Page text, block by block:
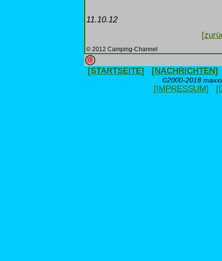
11.10.12
© 2012 Camping-Channel
[STARTSEITE] [NACHRICHTEN]
©2000-2018
[IMPRESSUM]